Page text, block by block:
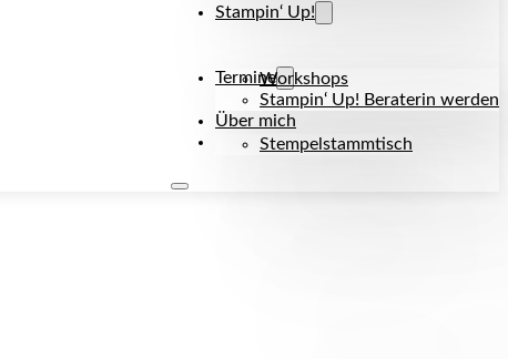
Stampin‘ Up!
Workshops
Stampin‘ Up! Beraterin werden
Termine
Stempelstammtisch
Über mich
Kontakt